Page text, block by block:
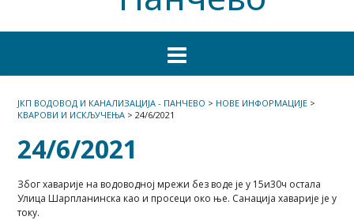
ЈКП ВОДОВОД И КАНАЛИЗАЦИЈА - ПАНЧЕВО > НОВЕ ИНФОРМАЦИЈЕ >
КВАРОВИ И ИСКЉУЧЕЊА > 24/6/2021
24/6/2021
Због хаварије на водоводној мрежи без воде је у 15и30ч остала
Улица Шарпланинска као и просеци око ње. Санација хаварије је у
току.